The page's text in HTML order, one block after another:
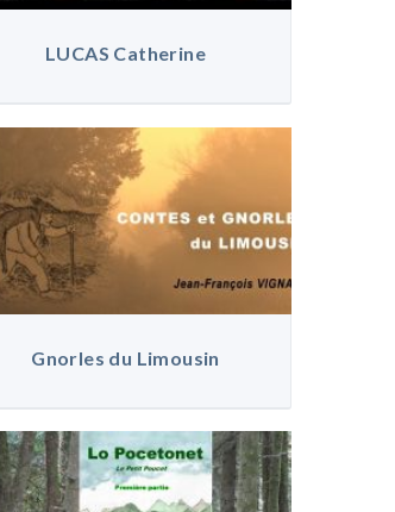
LUCAS Catherine
Gnorles du Limousin